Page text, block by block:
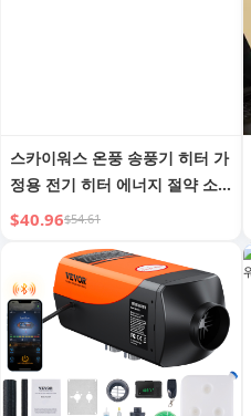
스카이워스 온풍 송풍기 히터 가
정용 전기 히터 에너지 절약 소
형 태양 겨울 급속 가열 그래핀
$40.96$54.61